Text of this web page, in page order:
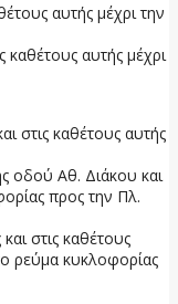
αυτής μέχρι την
καθέτους αυτής μέχρι
στις καθέτους αυτής
οδού Αθ. Διάκου και
προς την Πλ.
στις καθέτους
ρεύμα κυκλοφορίας